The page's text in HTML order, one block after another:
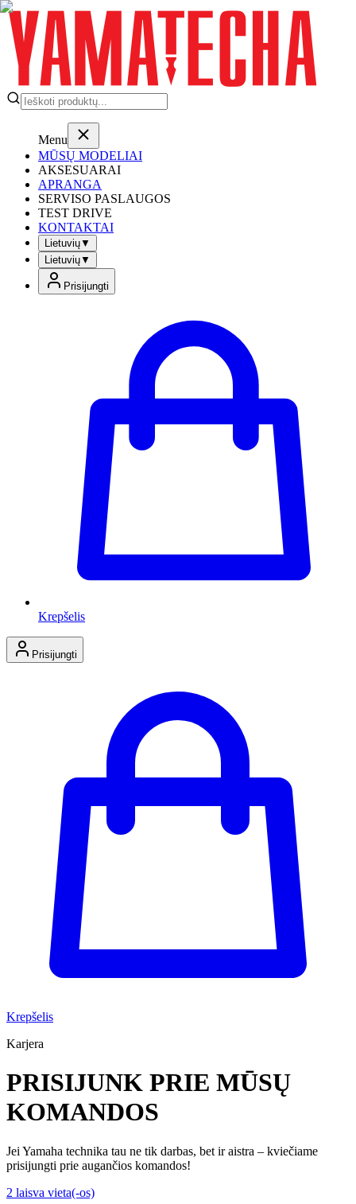
Menu
MŪSŲ MODELIAI
AKSESUARAI
APRANGA
SERVISO PASLAUGOS
TEST DRIVE
KONTAKTAI
Lietuvių▼
Lietuvių▼
Prisijungti
Krepšelis
Prisijungti
Krepšelis
Karjera
PRISIJUNK PRIE MŪSŲ
KOMANDOS
Jei Yamaha technika tau ne tik darbas, bet ir aistra – kviečiame
prisijungti prie augančios komandos!
2 laisva vieta(-os)